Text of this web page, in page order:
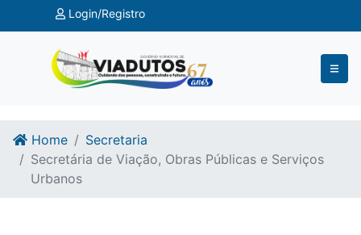
Ir para o conteúdo
Ir para o fim do conteúdo
Login/Registro
Home
Secretaria
Secretária de Viação, Obras Públicas e Serviços
Urbanos